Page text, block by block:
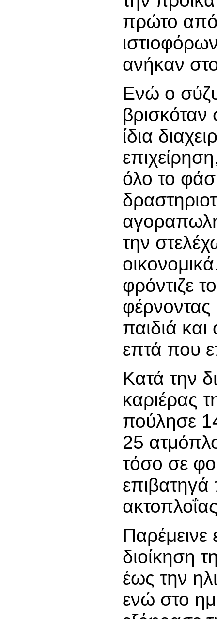
πρώτο από
ανήκαν
Ενώ ο
ίδια
όλο το
την
φρόντιζε
παιδιά
επτά που
Κατά την
καριέρας
πούλησε
25
τόσο σε
επιβατηγά
Παρέμεινε
διοίκηση
έως την
ενώ στο